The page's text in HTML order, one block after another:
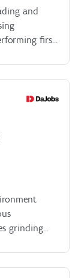
and
first
grinding